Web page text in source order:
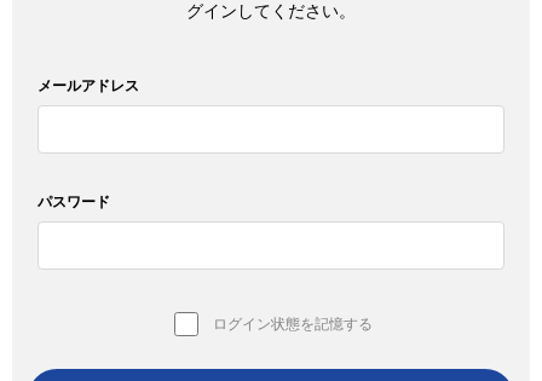
グインしてください。
メールアドレス
パスワード
ログイン状態を記憶する